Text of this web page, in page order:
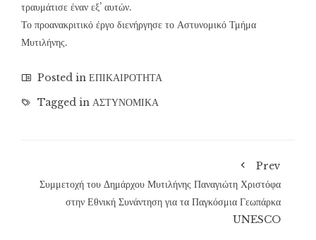
τραυμάτισε έναν εξ’ αυτών.
Το προανακριτικό έργο διενήργησε το Αστυνομικό Τμήμα
Μυτιλήνης.
Posted in ΕΠΙΚΑΙΡΟΤΗΤΑ
Tagged in ΑΣΤΥΝΟΜΙΚΑ
Prev
Συμμετοχή του Δημάρχου Μυτιλήνης Παναγιώτη Χριστόφα
στην Εθνική Συνάντηση για τα Παγκόσμια Γεωπάρκα
UNESCO